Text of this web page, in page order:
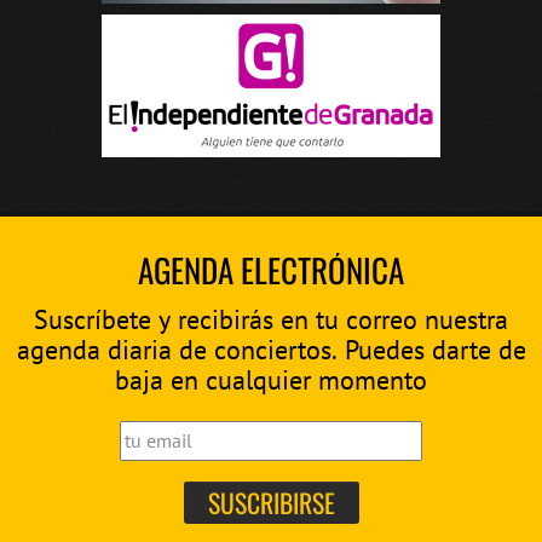
AGENDA ELECTRÓNICA
Suscríbete y recibirás en tu correo nuestra
agenda diaria de conciertos. Puedes darte de
baja en cualquier momento